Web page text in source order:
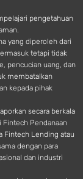
pengetahuan
yang diperoleh dari
tetapi tidak
pencucian uang, dan
membatalkan
kepada pihak
secara berkala
Fintech Pendanaan
Fintech Lending atau
dengan para
dan industri